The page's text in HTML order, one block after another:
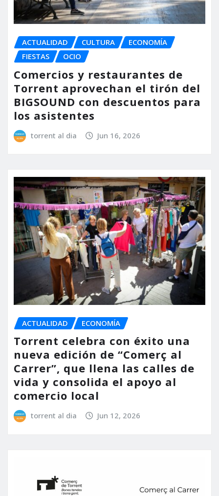
ACTUALIDAD CULTURA
ECONOMÍA
FIESTAS
OCIO
Comercios y restaurantes de
Torrent aprovechan el tirón del
BIGSOUND con descuentos para
los asistentes
torrent al dia Jun 16, 2026
ACTUALIDAD ECONOMÍA
Torrent celebra con éxito una
nueva edición de “Comerç al
Carrer”, que llena las calles de
vida y consolida el apoyo al
comercio local
torrent al dia Jun 12, 2026